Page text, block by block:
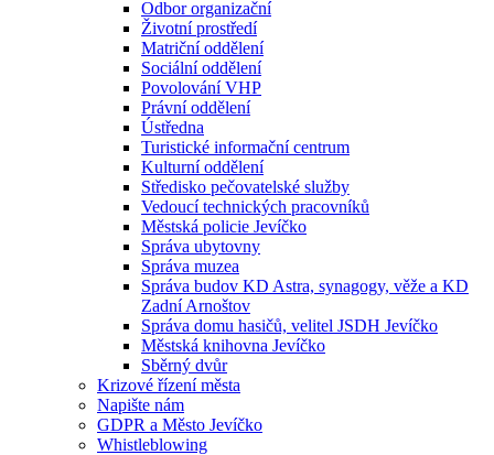
Odbor organizační
Životní prostředí
Matriční oddělení
Sociální oddělení
Povolování VHP
Právní oddělení
Ústředna
Turistické informační centrum
Kulturní oddělení
Středisko pečovatelské služby
Vedoucí technických pracovníků
Městská policie Jevíčko
Správa ubytovny
Správa muzea
Správa budov KD Astra, synagogy, věže a KD
Zadní Arnoštov
Správa domu hasičů, velitel JSDH Jevíčko
Městská knihovna Jevíčko
Sběrný dvůr
Krizové řízení města
Napište nám
GDPR a Město Jevíčko
Whistleblowing